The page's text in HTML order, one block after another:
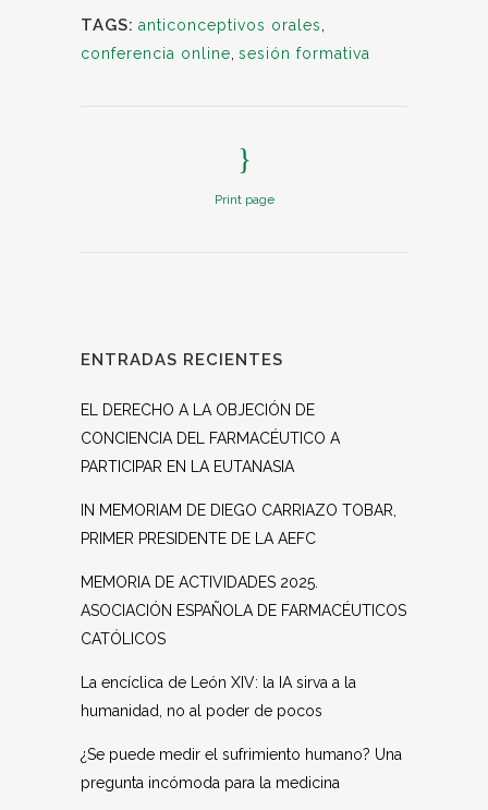
TAGS: anticonceptivos orales
conferencia online sesión formativa
Print page
ENTRADAS RECIENTES
EL DERECHO A LA OBJECIÓN DE
CONCIENCIA DEL FARMACÉUTICO A
PARTICIPAR EN LA EUTANASIA
IN MEMORIAM DE DIEGO CARRIAZO TOBAR,
PRIMER PRESIDENTE DE LA AEFC
MEMORIA DE ACTIVIDADES 2025.
ASOCIACIÓN ESPAÑOLA DE FARMACÉUTICOS
CATÓLICOS
La encíclica de León XIV: la IA sirva a la
humanidad, no al poder de pocos
¿Se puede medir el sufrimiento humano? Una
pregunta incómoda para la medicina